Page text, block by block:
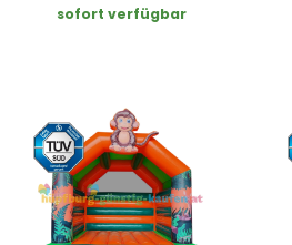
sofort verfügbar